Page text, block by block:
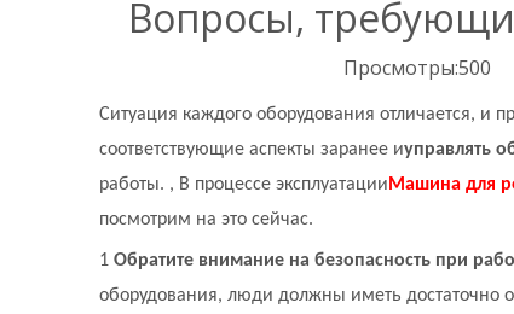
Вопросы,
Просмотры:500
Ситуация каждого оборудования отличается,
соответствующие аспекты заранее иуправлять
работы. , В процессе эксплуатацииМашина для
посмотрим на это сейчас.
1 Обратите внимание на безопасность при
оборудования, люди должны иметь достаточно